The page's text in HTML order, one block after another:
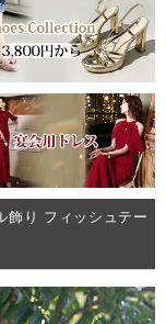
飾り フィッシュテー